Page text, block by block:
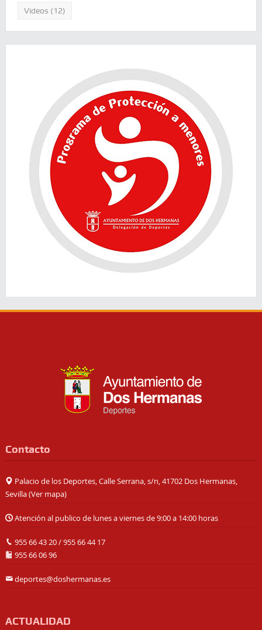
Videos (12)
Contacto
Palacio de los Deportes, Calle Serrana, s/n, 41702 Dos Hermanas,
Sevilla (Ver mapa)
Atención al publico de lunes a viernes de 9:00 a 14:00 horas
955 66 43 20/955 66 44 17
955 66 06 96
deportes@doshermanas.es
ACTUALIDAD